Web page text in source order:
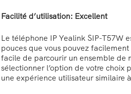
Facilité d’utilisation: Excellent
Le téléphone IP Yealink SIP-T57W
pouces que vous pouvez
facile de parcourir un ensemble de
sélectionner l’option de votre
une expérience utilisateur similaire